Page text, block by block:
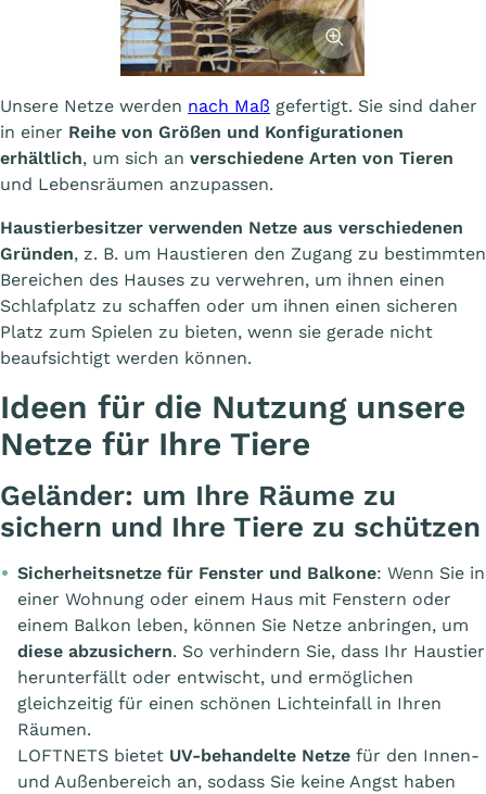
Afficher l'image
Unsere Netze werden nach Maß gefertigt. Sie sind daher
in einer Reihe von Größen und Konfigurationen
erhältlich, um sich an verschiedene Arten von Tieren
und Lebensräumen anzupassen.
Haustierbesitzer verwenden Netze aus verschiedenen
Gründen, z. B. um Haustieren den Zugang zu bestimmten
Bereichen des Hauses zu verwehren, um ihnen einen
Schlafplatz zu schaffen oder um ihnen einen sicheren
Platz zum Spielen zu bieten, wenn sie gerade nicht
beaufsichtigt werden können.
Ideen für die Nutzung unsere
Netze für Ihre Tiere
Geländer: um Ihre Räume zu
sichern und Ihre Tiere zu schützen
Sicherheitsnetze für Fenster und Balkone: Wenn Sie in
einer Wohnung oder einem Haus mit Fenstern oder
einem Balkon leben, können Sie Netze anbringen, um
diese abzusichern. So verhindern Sie, dass Ihr Haustier
herunterfällt oder entwischt, und ermöglichen
gleichzeitig für einen schönen Lichteinfall in Ihren
Räumen.
LOFTNETS bietet UV-behandelte Netze für den Innen-
und Außenbereich an, sodass Sie keine Angst haben